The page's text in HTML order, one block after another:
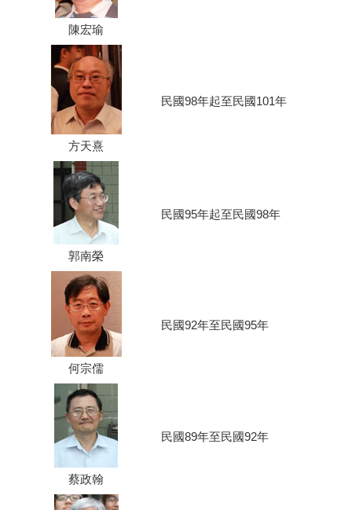
陳宏瑜
方天熹
民國98年起至民國101年
郭南榮
民國95年起至民國98年
何宗儒
民國92年至民國95年
蔡政翰
民國89年至民國92年